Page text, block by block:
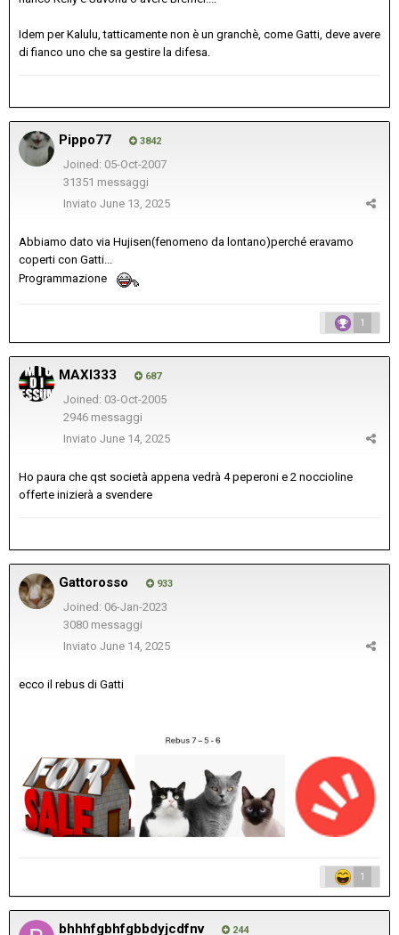
Idem per Kalulu, tatticamente non è un granchè, come Gatti, deve avere
di fianco uno che sa gestire la difesa.
Pippo77 3842
Joined: 05-Oct-2007
31351 messaggi
Inviato June 13, 2025
Abbiamo dato via Hujisen(fenomeno da lontano)perché eravamo
coperti con Gatti...
Programmazione
1
MAXI333 687
Joined: 03-Oct-2005
2946 messaggi
Inviato June 14, 2025
Ho paura che qst società appena vedrà 4 peperoni e 2 noccioline
offerte inizierà a svendere
Gattorosso 933
Joined: 06-Jan-2023
3080 messaggi
Inviato June 14, 2025
ecco il rebus di Gatti
1
bhhhfgbhfgbbdyjcdfnv 244